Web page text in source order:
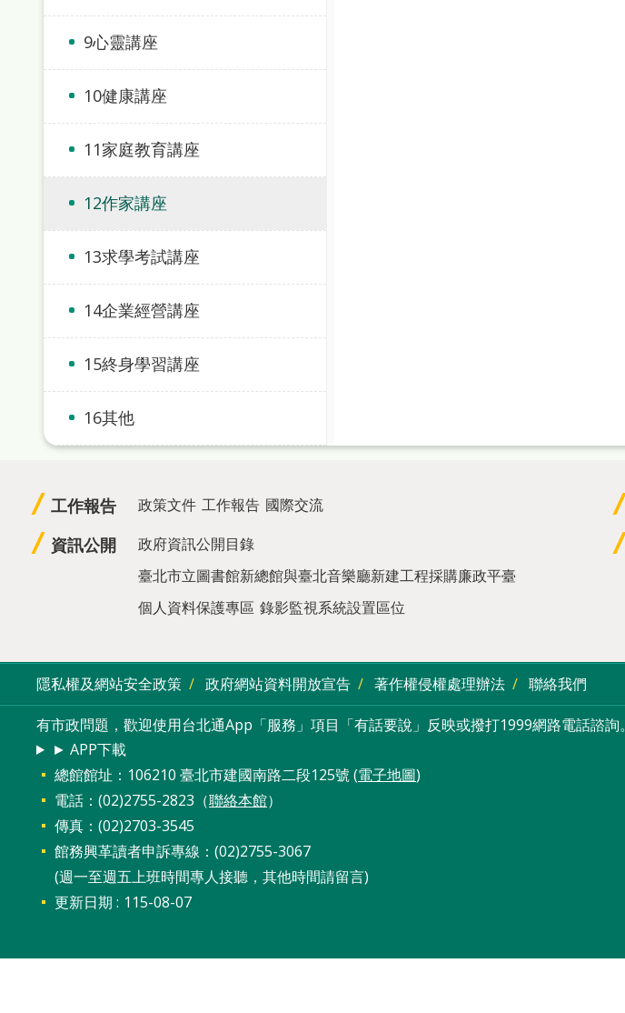
9心靈講座
10健康講座
11家庭教育講座
12作家講座
13求學考試講座
14企業經營講座
15終身學習講座
16其他
工作報告 政策文件 工作報告 國際交流
資訊公開
政府資訊公開目錄
臺北市立圖書館新總館與臺北音樂廳新建工程採購廉政平臺
個人資料保護專區 錄影監視系統設置區位
隱私權及網站安全政策 政府網站資料開放宣告 著作權侵權處理辦法 聯絡我們
有市政問題，歡迎使用台北通App「服務」項目「有話要說」反映或撥打1999網路電話諮詢。
► APP下載
總館館址：106210 臺北市建國南路二段125號 (電子地圖)
電話：(02)2755-2823（聯絡本館）
傳真：(02)2703-3545
館務興革讀者申訴專線：(02)2755-3067
(週一至週五上班時間專人接聽，其他時間請留言)
更新日期
115-08-07